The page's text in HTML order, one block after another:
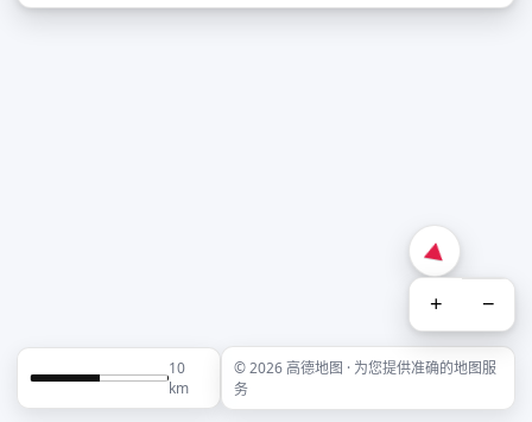
+ −
10
km
© 2026 高德地图 · 为您提供准确的地图服
务